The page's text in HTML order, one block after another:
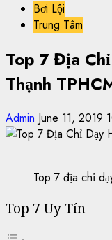
Bơi Lội
Trung Tâm
Top 7 Địa
Thạnh
Admin June 11, 2019
Top 7 địa chỉ
Top 7 Uy Tín